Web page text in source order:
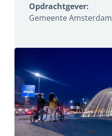
Opdrachtgever:
Gemeente Amsterdam